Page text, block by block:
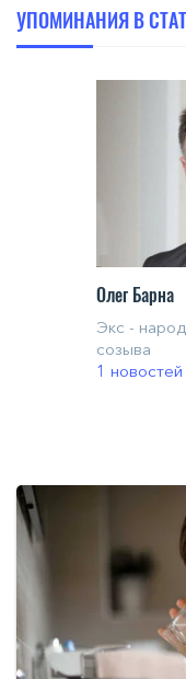
УПОМИНАНИЯ В
Олег Барна
Экс -
созыва
1 новостей